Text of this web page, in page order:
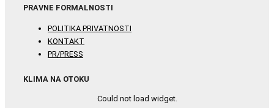
PRAVNE FORMALNOSTI
POLITIKA PRIVATNOSTI
KONTAKT
PR/PRESS
KLIMA NA OTOKU
Could not load widget.